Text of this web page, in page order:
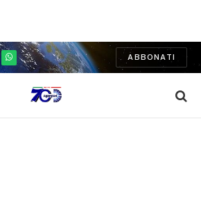
WhatsApp
ABBONATI